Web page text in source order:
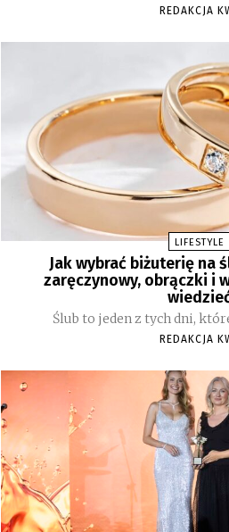
REDAKCJA
LIFESTYLE
Jak wybrać biżuterię na
zaręczynowy, obrączki i
Ślub to jeden z tych dni,
REDAKCJA